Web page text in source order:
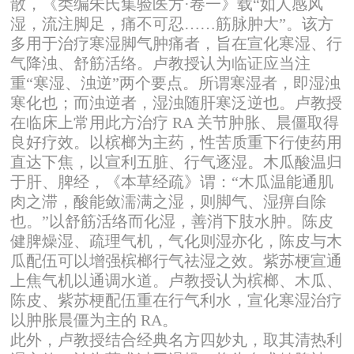
散，《类编朱氏集验医方·卷一》载“如人感风
湿，流注脚足，痛不可忍……筋脉肿大”。该方
多用于治疗寒湿脚气肿痛者，旨在宣化寒湿、行
气降浊、舒筋活络。卢教授认为临证应当注
重“寒湿、浊逆”两个要点。所谓寒湿者，即湿浊
寒化也；而浊逆者，湿浊随肝寒泛逆也。卢教授
在临床上常用此方治疗 RA 关节肿胀、晨僵取得
良好疗效。以槟榔为主药，性苦质重下行使药用
直达下焦，以宣利五脏、行气逐湿。木瓜酸温归
于肝、脾经，《本草经疏》谓：“木瓜温能通肌
肉之滞，酸能敛濡满之湿，则脚气、湿痹自除
也。”以舒筋活络而化湿，善消下肢水肿。陈皮
健脾燥湿、疏理气机，气化则湿亦化，陈皮与木
瓜配伍可以增强槟榔行气祛湿之效。紫苏梗宣通
上焦气机以通调水道。卢教授认为槟榔、木瓜、
陈皮、紫苏梗配伍重在行气利水，宣化寒湿治疗
以肿胀晨僵为主的 RA。
此外，卢教授结合经典名方四妙丸，取其清热利